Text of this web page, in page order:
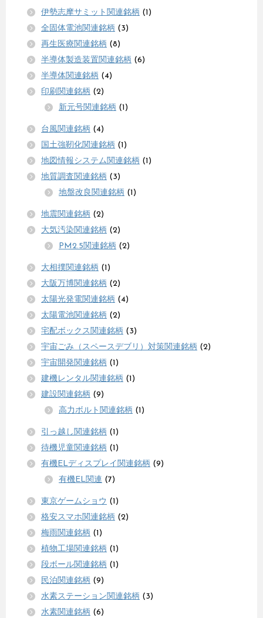
伊勢志摩サミット関連銘柄 (1)
全固体電池関連銘柄 (3)
再生医療関連銘柄 (8)
半導体製造装置関連銘柄 (6)
半導体関連銘柄 (4)
印刷関連銘柄 (2)
新元号関連銘柄 (1)
台風関連銘柄 (4)
国土強靭化関連銘柄 (1)
地図情報システム関連銘柄 (1)
地質調査関連銘柄 (3)
地盤改良関連銘柄 (1)
地震関連銘柄 (2)
大気汚染関連銘柄 (2)
PM2.5関連銘柄 (2)
大相撲関連銘柄 (1)
大阪万博関連銘柄 (2)
太陽光発電関連銘柄 (4)
太陽電池関連銘柄 (2)
宅配ボックス関連銘柄 (3)
宇宙ごみ（スペースデブリ）対策関連銘柄 (2)
宇宙開発関連銘柄 (1)
建機レンタル関連銘柄 (1)
建設関連銘柄 (9)
高力ボルト関連銘柄 (1)
引っ越し関連銘柄 (1)
待機児童関連銘柄 (1)
有機ELディスプレイ関連銘柄 (9)
有機EL関連 (7)
東京ゲームショウ (1)
格安スマホ関連銘柄 (2)
梅雨関連銘柄 (1)
植物工場関連銘柄 (1)
段ボール関連銘柄 (1)
民泊関連銘柄 (9)
水素ステーション関連銘柄 (3)
水素関連銘柄 (6)